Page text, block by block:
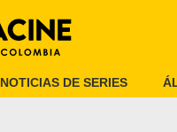
NOTICIAS DE SERIES